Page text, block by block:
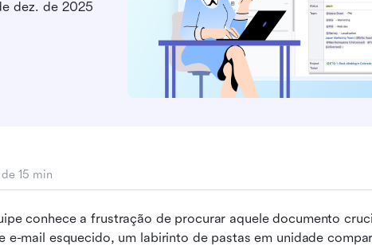
dez. de 2025
15 min
conhece a frustração de procurar aquele documento
e-mail esquecido, um labirinto de pastas em unidade